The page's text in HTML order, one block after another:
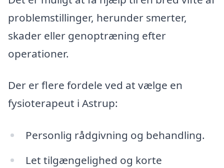
problemstillinger, herunder smerter,
skader eller genoptræning efter
operationer.
Der er flere fordele ved at vælge en
fysioterapeut i Astrup:
Personlig rådgivning og behandling.
Let tilgængelighed og korte